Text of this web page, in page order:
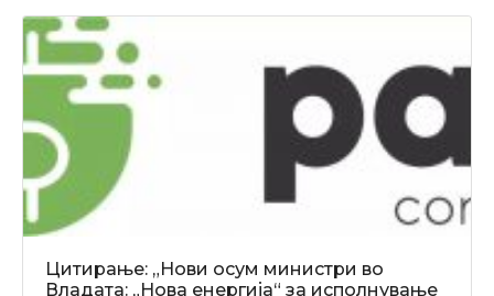
Цитирање: „Нови осум министри во
Владата: „Нова енергија“ за исполнување